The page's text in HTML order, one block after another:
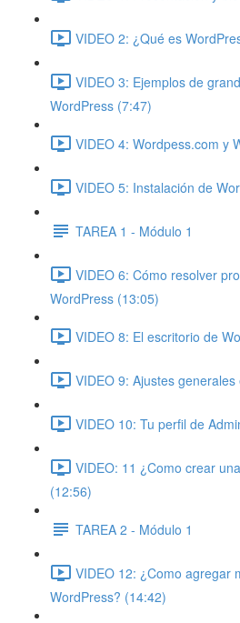
VIDEO 2: ¿Qué es
VIDEO 3: Ejemplos de
WordPress (7:47)
VIDEO 4: Wordpess.com y
VIDEO 5: Instalación de
TAREA 1 - Módulo 1
VIDEO 6: Cómo resolver
WordPress (13:05)
VIDEO 8: El escritorio de
VIDEO 9: Ajustes
VIDEO 10: Tu perfil de
VIDEO: 11 ¿Como crear
(12:56)
TAREA 2 - Módulo 1
VIDEO 12: ¿Como agregar
WordPress? (14:42)